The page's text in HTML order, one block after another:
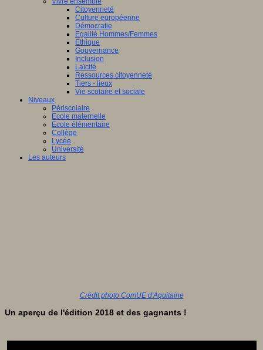
Citoyenneté
Culture européenne
Démocratie
Egalité Hommes/Femmes
Ethique
Gouvernance
Inclusion
Laïcité
Ressources citoyenneté
Tiers - lieux
Vie scolaire et sociale
Niveaux
Périscolaire
Ecole maternelle
Ecole élémentaire
Collège
Lycée
Université
Les auteurs
Crédit photo ComUE d'Aquitaine
Un aperçu de l'édition 2018 et des gagnants !